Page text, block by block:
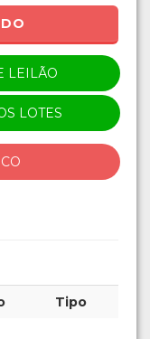
LEILÃO
LOTES
Tipo